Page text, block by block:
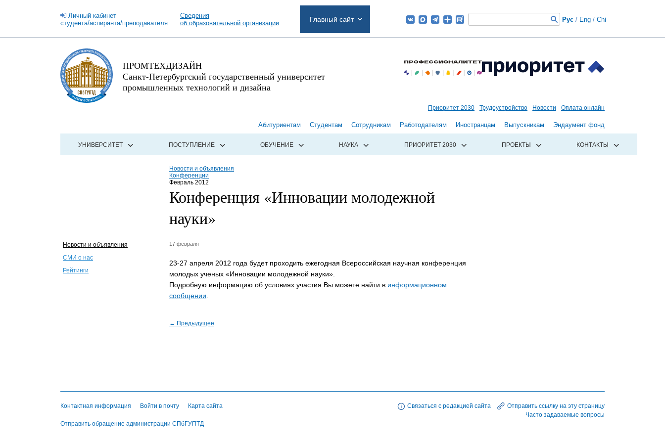
Личный кабинет
студента/аспиранта/преподавателя
Сведения
об образовательной организации
Главный сайт Рус / Eng / Chi
ПРОМТЕХДИЗАЙН
Санкт-Петербургский государственный университет
промышленных технологий и дизайна
Приоритет 2030 Трудоустройство Новости Оплата онлайн
Абитуриентам Студентам Сотрудникам Работодателям Иностранцам Выпускникам Эндаумент фонд
УНИВЕРСИТЕТ ПОСТУПЛЕНИЕ ОБУЧЕНИЕ НАУКА ПРИОРИТЕТ 2030 ПРОЕКТЫ КОНТАКТЫ
Новости и объявления
Конференции
Февраль 2012
Конференция «Инновации молодежной
науки»
Новости и объявления
СМИ о нас
Рейтинги
17 февраля
23-27 апреля 2012 года будет проходить ежегодная Всероссийская научная конференция
молодых ученых «Инновации молодежной науки».
Подробную информацию об условиях участия Вы можете найти в информационном
сообщении.
← Предыдущее
Контактная информация Войти в почту Карта сайта
Отправить обращение администрации СПбГУПТД
Связаться с редакцией сайта
Отправить ссылку на эту страницу
Часто задаваемые вопросы